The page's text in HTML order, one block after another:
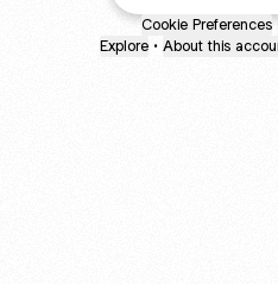
Cookie Preferences
Explore • About this